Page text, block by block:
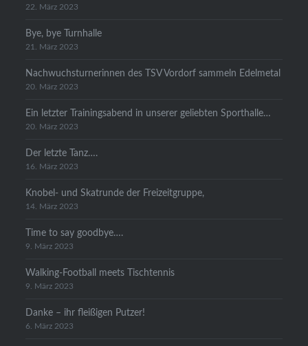
22. März 2023
Bye, bye Turnhalle
21. März 2023
Nachwuchsturnerinnen des TSV Vordorf sammeln Edelmetal
20. März 2023
Ein letzter Trainingsabend in unserer geliebten Sporthalle…
20. März 2023
Der letzte Tanz….
16. März 2023
Knobel- und Skatrunde der Freizeitgruppe,
14. März 2023
Time to say goodbye….
9. März 2023
Walking-Football meets Tischtennis
9. März 2023
Danke – ihr fleißigen Putzer!
6. März 2023